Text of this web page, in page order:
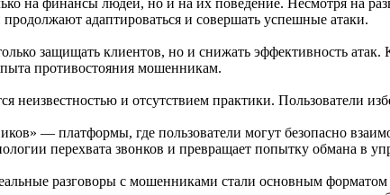
адаптироваться и совершать успешные атаки.
защищать клиентов, но и снижать эффективность
противостояния мошенникам.
неизвестностью и отсутствием практики. Пользователи
— платформы, где пользователи могут безопасно
перехвата звонков и превращает попытку обмана в
разговоры с мошенниками стали основным